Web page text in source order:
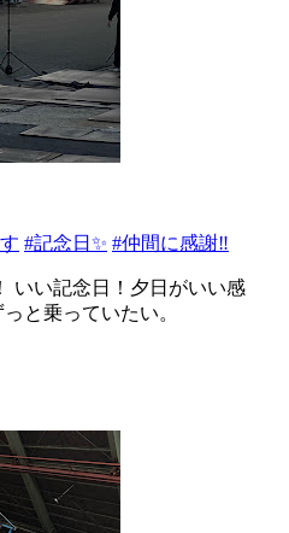
#記念日✨ #仲間に感謝‼️
いい記念日！夕日がいい感
と乗っていたい。